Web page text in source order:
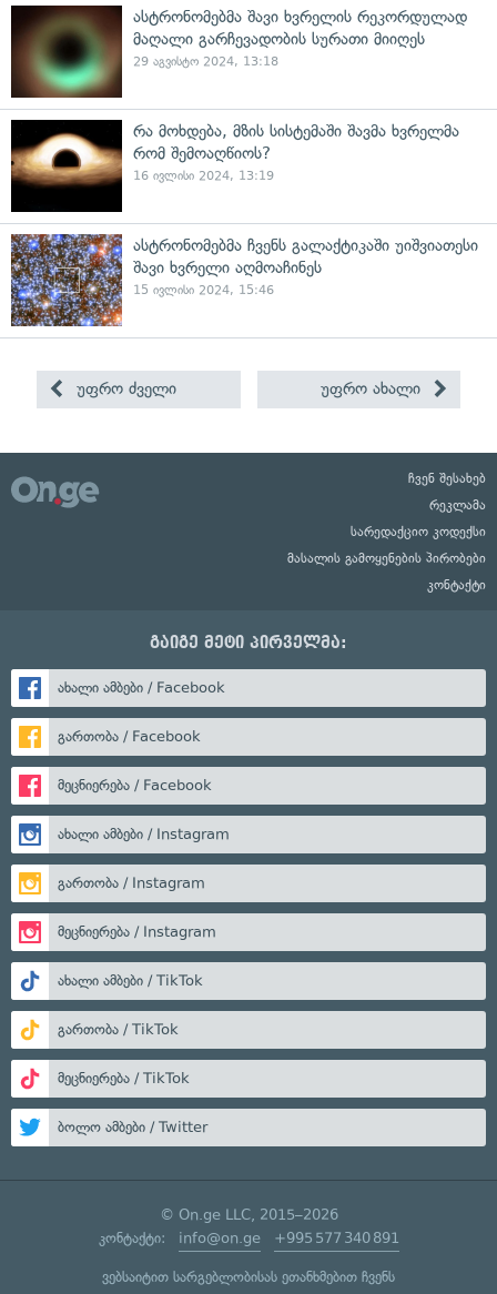
ასტრონომებმა შავი ხვრელის რეკორდულად
მაღალი გარჩევადობის სურათი მიიღეს
29 აგვისტო 2024, 13:18
რა მოხდება, მზის სისტემაში შავმა ხვრელმა
რომ შემოაღწიოს?
16 ივლისი 2024, 13:19
ასტრონომებმა ჩვენს გალაქტიკაში უიშვიათესი
შავი ხვრელი აღმოაჩინეს
15 ივლისი 2024, 15:46
უფრო ძველი უფრო ახალი
ჩვენ შესახებ
რეკლამა
სარედაქციო კოდექსი
მასალის გამოყენების პირობები
კონტაქტი
გაიგე მეტი პირველმა:
ახალი ამბები / Facebook
გართობა / Facebook
მეცნიერება / Facebook
ახალი ამბები / Instagram
გართობა / Instagram
მეცნიერება / Instagram
ახალი ამბები / TikTok
გართობა / TikTok
მეცნიერება / TikTok
ბოლო ამბები / Twitter
© On.ge LLC, 2015–2026
კონტაქტი: info@on.ge +995 577 340 891
ვებსაიტით სარგებლობისას ეთანხმებით ჩვენს